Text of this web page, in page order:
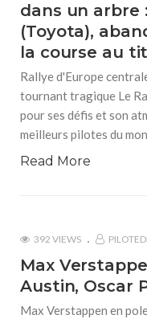
dans un arbre
(Toyota),
la course au
Rallye d'Europe
tournant tragique Le
pour ses défis et son
meilleurs pilotes du
Read More
392 VIEWS
Max
Austin, Oscar
Max Verstappen en